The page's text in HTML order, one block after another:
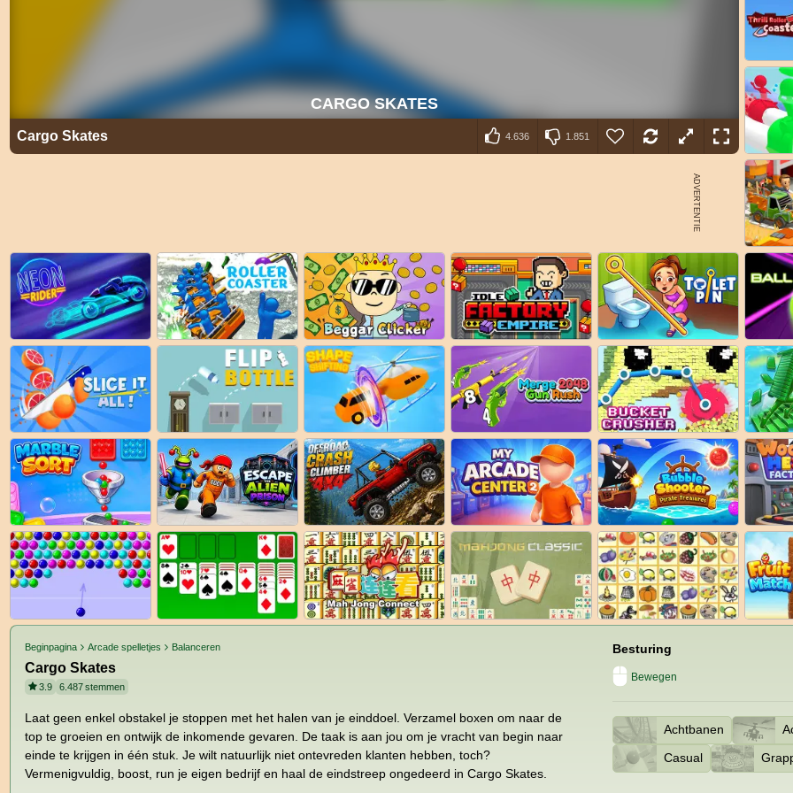
Cargo Skates 4.636 1.851
Beginpagina Arcade spelletjes Balanceren
Cargo Skates
3.9 6.487stemmen
Laat geen enkel obstakel je stoppen met het halen van je einddoel. Verzamel boxen om naar de
top te groeien en ontwijk de inkomende gevaren. De taak is aan jou om je vracht van begin naar
einde te krijgen in één stuk. Je wilt natuurlijk niet ontevreden klanten hebben, toch?
Vermenigvuldig, boost, run je eigen bedrijf en haal de eindstreep ongedeerd in Cargo Skates.
Besturing
Bewegen
Achtbanen
Casual